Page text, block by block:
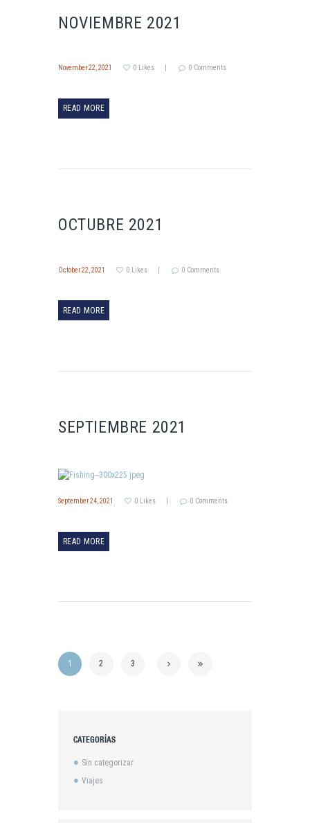
NOVIEMBRE 2021
November 22, 2021 0 Likes 0 Comments
READ MORE
OCTUBRE 2021
October 22, 2021 0 Likes 0 Comments
READ MORE
SEPTIEMBRE 2021
September 24, 2021 0 Likes 0 Comments
READ MORE
1 2 3
CATEGORÍAS
Sin categorizar
Viajes